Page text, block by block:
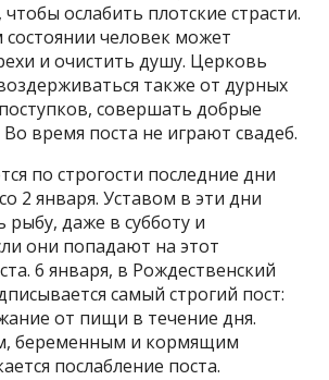
ослабить плотские страсти.
человек может
и очистить душу. Церковь
также от дурных
совершать добрые
время поста не играют свадеб.
по строгости последние дни
2 января. Уставом в эти дни
рыбу, даже в субботу и
они попадают на этот
6 января, в Рождественский
самый строгий пост:
от пищи в течение дня.
беременным и кормящим
послабление поста.